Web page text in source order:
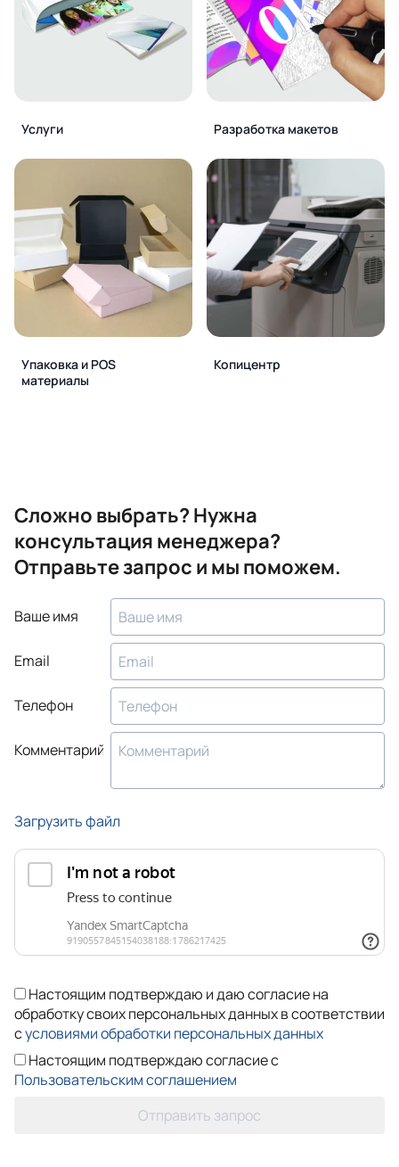
Услуги Разработка макетов
Упаковка и POS
материалы
Копицентр
Сложно выбрать? Нужна
консультация менеджера?
Отправьте запрос и мы поможем.
Ваше имя
Email
Телефон
Комментарий
Загрузить файл
Настоящим подтверждаю и даю согласие на
обработку своих персональных данных в соответствии
сусловиями обработки персональных данных
Настоящим подтверждаю согласие с
Пользовательским соглашением
Отправить запрос